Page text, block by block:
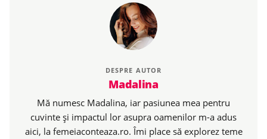
DESPRE AUTOR
Madalina
Mă numesc Madalina, iar pasiunea mea pentru
cuvinte și impactul lor asupra oamenilor m-a adus
aici, la femeiaconteaza.ro. Îmi place să explorez teme